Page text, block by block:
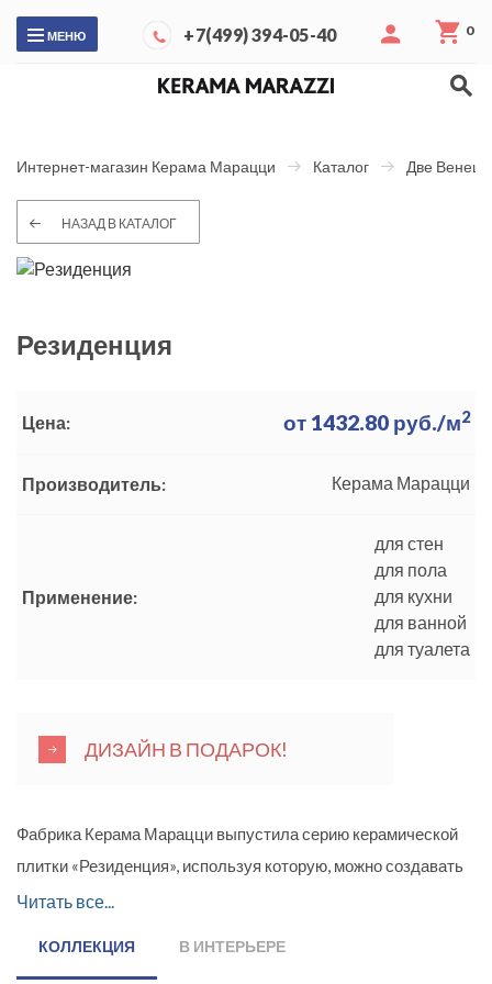
МЕНЮ +7(499) 394-05-40 0
Интернет-магазин Керама Марацци Каталог Две
НАЗАД В КАТАЛОГ
Резиденция
Цена: от 1432.80 руб./м2
Производитель: Керама Марацци
Применение:
для стен
для пола
для кухни
для ванной
для туалета
ДИЗАЙН В ПОДАРОК!
Фабрика Керама Марацци выпустила серию керамической
плитки «Резиденция», используя которую, можно создавать
потрясающий дизайн комнат. Керамическая плитка,
поверхность. Цветовая гамма серии выдержана в белом и
Читать все...
КОЛЛЕКЦИЯ В ИНТЕРЬЕРЕ